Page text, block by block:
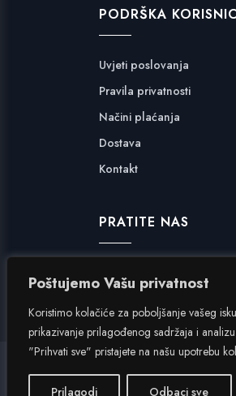
Poštujemo Vašu privatnost
Koristimo kolačiće za poboljšanje vašeg
prikazivanje prilagođenog sadržaja i
"Prihvati sve" pristajete na našu upotrebu
Prilagodi Odbaci sve
PODRŠKA
Uvjeti poslovanja
Pravila privatnosti
Načini plaćanja
Dostava
Kontakt
PRATITE NAS